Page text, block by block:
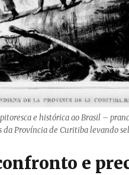
e histórica ao Brasil –
Província de Curitiba levando
e